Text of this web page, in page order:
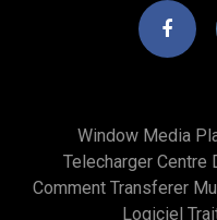
Window Media
Telecharger Centre
Comment Transferer
Logiciel